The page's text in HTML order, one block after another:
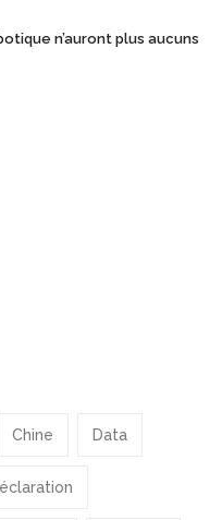
n’auront plus aucuns
Chine Data